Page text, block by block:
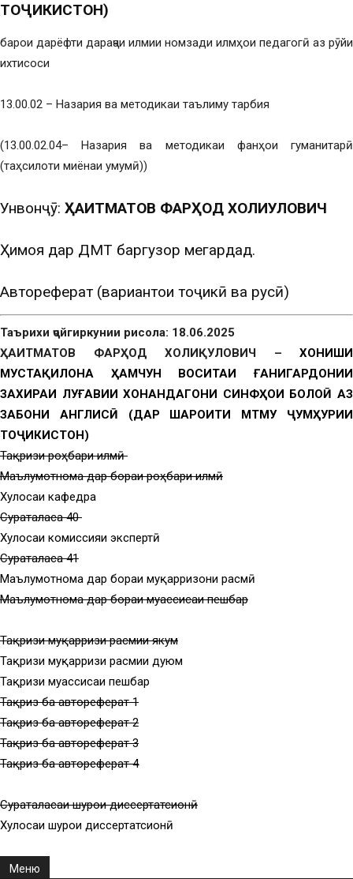
ТОҶИКИСТОН)
барои дарёфти дараҷаи илмии номзади илмҳои педагогӣ аз рӯйи
ихтисоси
13.00.02 – Назария ва методикаи таълиму тарбия
(13.00.02.04– Назария ва методикаи фанҳои гуманитарӣ
(таҳсилоти миёнаи умумӣ))
Унвонҷӯ: ҲАИТМАТОВ ФАРҲОД ХОЛИҚУЛОВИЧ
Ҳимоя дар ДМТ баргузор мегардад.
Автореферат (вариантҳои тоҷикӣ ва русӣ)
Таърихи ҷойгиркунии рисола: 18.06.2025
ҲАИТМАТОВ ФАРҲОД ХОЛИҚУЛОВИЧ – ХОНИШИ
МУСТАҚИЛОНА ҲАМЧУН ВОСИТАИ ҒАНИГАРДОНИИ
ЗАХИРАИ ЛУҒАВИИ ХОНАНДАГОНИ СИНФҲОИ БОЛОӢ АЗ
ЗАБОНИ АНГЛИСӢ (ДАР ШАРОИТИ МТМУ ҶУМҲУРИИ
ТОҶИКИСТОН)
Тақризи роҳбари илмӣ
Маълумотнома дар бораи роҳбари илмӣ
Хулосаи кафедра
Суратҷаласа 40
Хулосаи комиссияи экспертӣ
Суратҷаласа 41
Маълумотнома дар бораи муқарризони расмӣ
Маълумотнома дар бораи муассисаи пешбар
Тақризи муқарризи расмии якум
Тақризи муқарризи расмии дуюм
Тақризи муассисаи пешбар
Тақриз ба автореферат 1
Тақриз ба автореферат 2
Тақриз ба автореферат 3
Тақриз ба автореферат 4
Суратҷаласаи шурои диссертатсионӣ
Хулосаи шурои диссертатсионӣ
Меню